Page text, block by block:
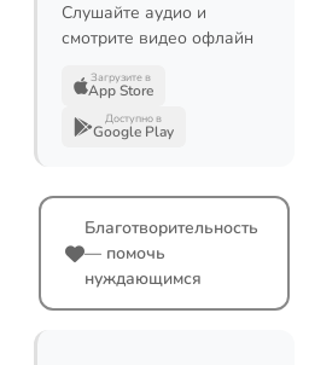
Слушайте аудио и
смотрите видео офлайн
Загрузите в
App Store
Доступно в
Google Play
Благотворительность
— помочь
нуждающимся